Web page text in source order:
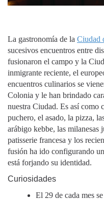
La gastronomía de la Ciudad
sucesivos encuentros entre
fusionaron el campo y la
inmigrante reciente, el
encuentros culinarios se
Colonia y le han brindado
nuestra Ciudad. Es así como
puchero, el asado, la pizza,
arábigo kebbe, las milanesas
patisserie francesa y los
fusión ha ido configurando
está forjando su identidad.
Curiosidades
El 29 de cada mes